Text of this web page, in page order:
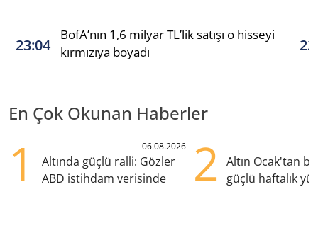
23:04
BofA’nın 1,6 milyar TL’lik satışı o hisseyi
kırmızıya boyadı
En Çok Okunan Haberler
1 06.08.2026
Altında güçlü ralli: Gözler
ABD istihdam verisinde
2
Altın Ocak'tan
güçlü haftalık